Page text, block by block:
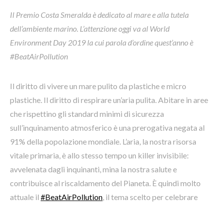
Il Premio Costa Smeralda è dedicato al mare e alla tutela
dell’ambiente marino. L’attenzione oggi va al World
Environment Day 2019 la cui parola d’ordine quest’anno è
#BeatAirPollution
Il diritto di vivere un mare pulito da plastiche e micro
plastiche. Il diritto di respirare un’aria pulita. Abitare in aree
che rispettino gli standard minimi di sicurezza
sull’inquinamento atmosferico è una prerogativa negata al
91% della popolazione mondiale. L’aria, la nostra risorsa
vitale primaria, è allo stesso tempo un killer invisibile:
avvelenata dagli inquinanti, mina la nostra salute e
contribuisce al riscaldamento del Pianeta. È quindi molto
attuale il #BeatAirPollution , il tema scelto per celebrare